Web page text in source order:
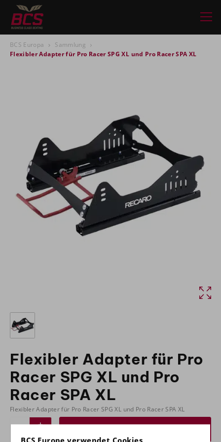
BCS Europe verwendet Cookies
BCS Europa
Sammlung
Flexibler Adapter für Pro Racer SPG XL und Pro Racer SPA XL
Flexibler Adapter für Pro
Racer SPG XL und Pro
Racer SPA XL
Flexibler Adapter für Pro Racer SPG XL und Pro Racer SPA XL